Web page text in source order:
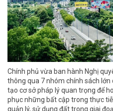
Chính phủ vừa ban hành Nghị
thông qua 7 nhóm chính sách
tạo cơ sở pháp lý quan trọng để
phục những bất cập trong thực
quản lý, sử dụng đất trong giai